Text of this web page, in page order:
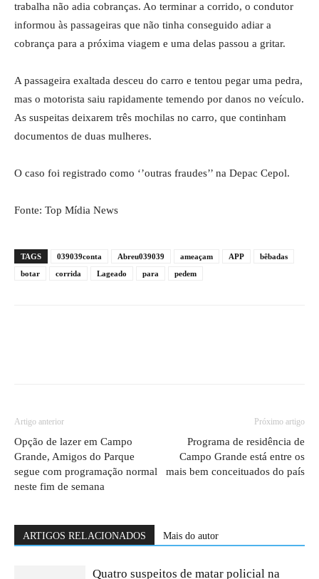
trabalha não adia cobranças. Ao terminar a corrido, o condutor
informou às passageiras que não tinha conseguido adiar a
cobrança para a próxima viagem e uma delas passou a gritar.
A passageira exaltada desceu do carro e tentou pegar uma pedra,
mas o motorista saiu rapidamente temendo por danos no veículo.
As suspeitas deixarem três mochilas no carro, que continham
documentos de duas mulheres.
O caso foi registrado como ‘’outras fraudes’’ na Depac Cepol.
Fonte: Top Mídia News
TAGS 039039conta Abreu039039 ameaçam APP
bêbadas
botar
corrida Lageado para pedem
Artigo anterior
Opção de lazer em Campo
Grande, Amigos do Parque
segue com programação normal
neste fim de semana
Próximo artigo
Programa de residência de
Campo Grande está entre os
mais bem conceituados do país
ARTIGOS RELACIONADOS Mais do autor
Quatro suspeitos de matar policial na